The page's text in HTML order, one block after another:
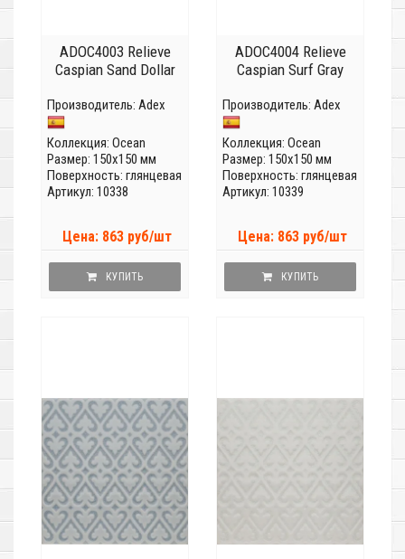
ADOC4003 Relieve
Caspian Sand Dollar
Производитель: Adex
Коллекция: Ocean
Размер: 150x150 мм
Поверхность: глянцевая
Артикул: 10338
Цена: 863 руб/шт
КУПИТЬ
ADOC4004 Relieve
Caspian Surf Gray
Производитель: Adex
Коллекция: Ocean
Размер: 150x150 мм
Поверхность: глянцевая
Артикул: 10339
Цена: 863 руб/шт
КУПИТЬ